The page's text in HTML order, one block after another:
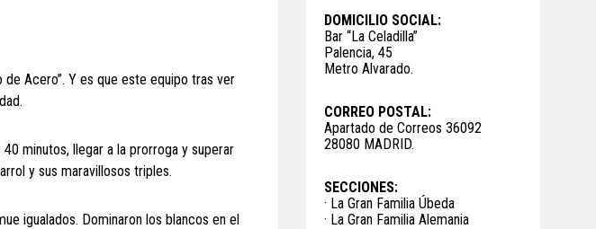
Acero”. Y es que este equipo tras ver
minutos, llegar a la prorroga y superar
y sus maravillosos triples.
igualados. Dominaron los blancos en el
DOMICILIO SOCIAL:
Bar “La Celadilla”
Palencia, 45
Metro Alvarado.
CORREO POSTAL:
Apartado de Correos 36092
28080 MADRID.
SECCIONES:
· La Gran Familia Úbeda
· La Gran Familia Alemania